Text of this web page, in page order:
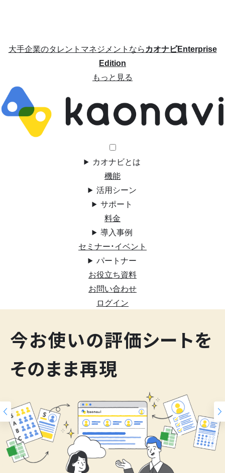
大手企業のタレントマネジメントならカオナビEnterprise
Edition
もっと見る
カオナビとは
機能
活用シーン
サポート
料金
導入事例
セミナー・イベント
パートナー
お役立ち資料
お問い合わせ
ログイン
200
スキルマップ
今お使いの評価シートを
そのまま再現